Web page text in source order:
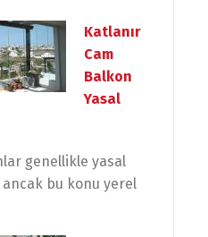
Katlanır
Cam
Balkon
Yasal
genellikle yasal
bu konu yerel